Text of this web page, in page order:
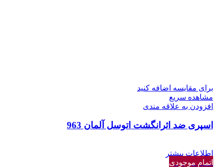
برای مقایسه اضافه کنید
مشاهده سریع
افزودن به علاقه مندی
اسپری ضد اثرانگشت اتوسل آلمان 963
اطلاعات بیشتر
اتمام موجودی